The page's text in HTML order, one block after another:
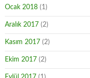
Ocak 2018 (1)
Aralık 2017 (2)
Kasım 2017 (2)
Ekim 2017 (2)